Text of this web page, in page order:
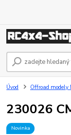
Úvod Offroad modely
230026
Novinka